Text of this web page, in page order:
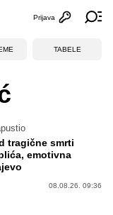
Otvori
Prijava
TABELE
tragične smrti
emotivna
08.08.26. 09:36